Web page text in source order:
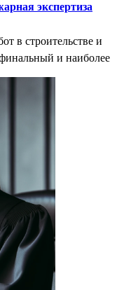
экспертиза
в строительстве и
и наиболее